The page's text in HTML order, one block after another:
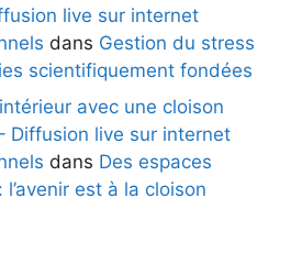
live sur internet
dans Gestion du stress
scientifiquement fondées
avec une cloison
Diffusion live sur internet
dans Des espaces
est à la cloison